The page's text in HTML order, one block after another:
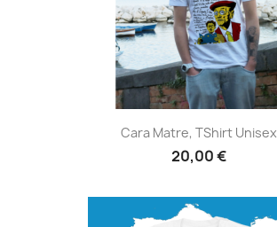
Cara Matre, TShirt Unisex
20,00 €